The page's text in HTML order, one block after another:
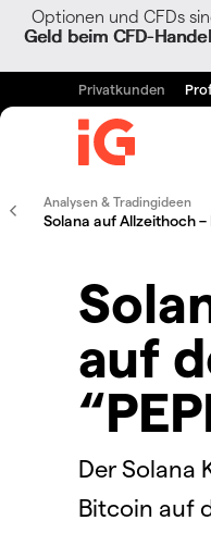
Optionen und CFDs
Geld beim CFD-
Privatkunden
Analysen & Tradingideen
Solana auf Allzeithoch –
auf
Der Solana
Bitcoin auf